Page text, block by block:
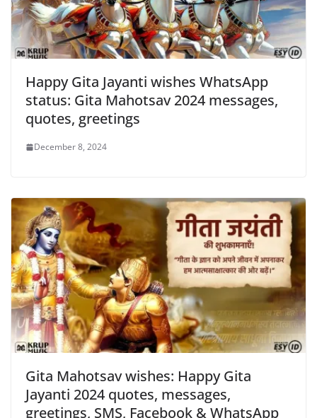
Happy Gita Jayanti wishes WhatsApp
status: Gita Mahotsav 2024 messages,
quotes, greetings
December 8, 2024
Gita Mahotsav wishes: Happy Gita
Jayanti 2024 quotes, messages,
greetings, SMS, Facebook & WhatsApp